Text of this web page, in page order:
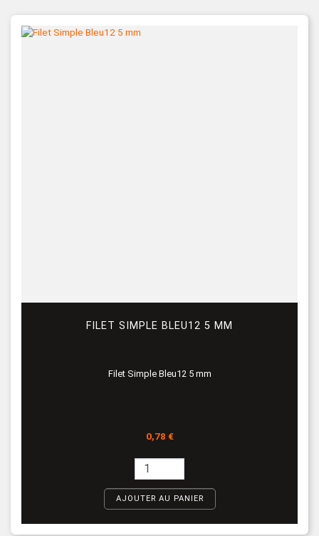
FILET SIMPLE BLEU12 5 MM
Filet Simple Bleu12 5 mm
Prix
0,78 €
AJOUTER AU PANIER